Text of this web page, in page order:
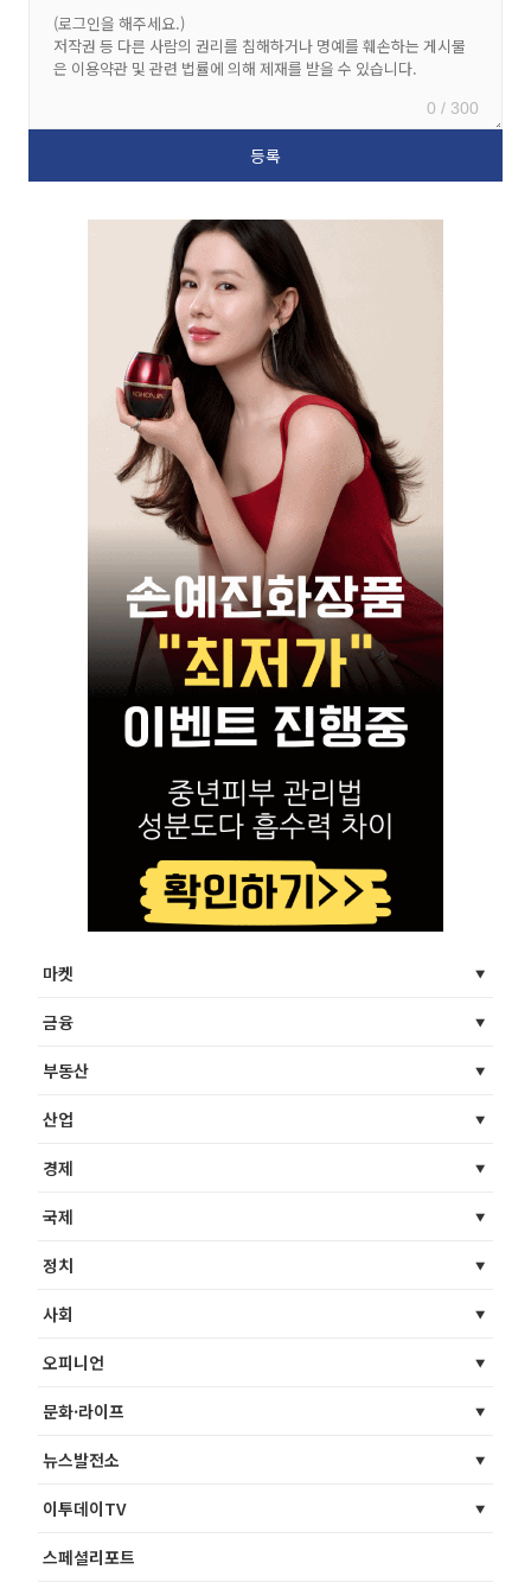
0 / 300
마켓
금융
부동산
산업
경제
국제
정치
사회
오피니언
문화·라이프
뉴스발전소
이투데이TV
스페셜리포트